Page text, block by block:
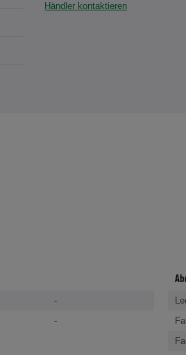
Händler kontaktieren
-
-